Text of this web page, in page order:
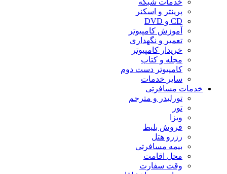
خدمات شبکه
پرینتر و اسکنر
CD و DVD
آموزش کامپیوتر
تعمیر و نگهداری
خریدار کامپیوتر
مجله و کتاب
کامپیوتر دست دوم
سایر خدمات
خدمات مسافرتی
تورلیدر و مترجم
تور
ویزا
فروش بلیط
رزرو هتل
بیمه مسافرتی
محل اقامت
وقت سفارت